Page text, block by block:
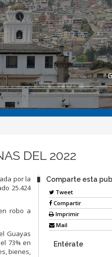
DEL 2022
por la
25.424
robo a
Guayas
73% en
bienes,
Comparte esta
Tweet
Compartir
Imprimir
Mail
Entérate